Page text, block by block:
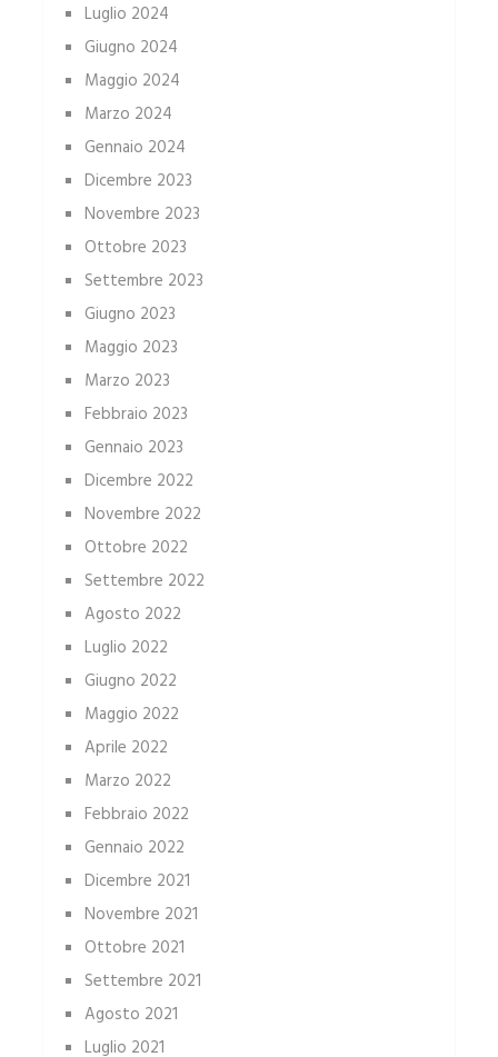
Luglio 2024
Giugno 2024
Maggio 2024
Marzo 2024
Gennaio 2024
Dicembre 2023
Novembre 2023
Ottobre 2023
Settembre 2023
Giugno 2023
Maggio 2023
Marzo 2023
Febbraio 2023
Gennaio 2023
Dicembre 2022
Novembre 2022
Ottobre 2022
Settembre 2022
Agosto 2022
Luglio 2022
Giugno 2022
Maggio 2022
Aprile 2022
Marzo 2022
Febbraio 2022
Gennaio 2022
Dicembre 2021
Novembre 2021
Ottobre 2021
Settembre 2021
Agosto 2021
Luglio 2021